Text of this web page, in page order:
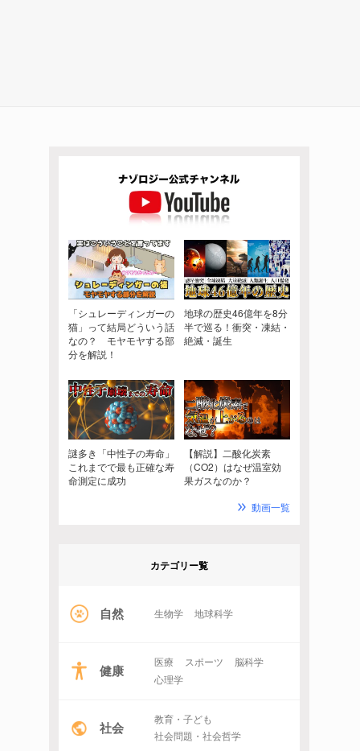
「シュレーディンガーの
猫」って結局どういう話
なの？ モヤモヤする部
分を解説！
地球の歴史46億年を8分
半で巡る！衝突・凍結・
絶滅・誕生
謎多き「中性子の寿命」
これまでで最も正確な寿
命測定に成功
【解説】二酸化炭素
（CO2）はなぜ温室効
果ガスなのか？
動画一覧
カテゴリー覧
自然 生物学 地球科学
健康 医療 スポーツ
脳科学
心理学
社会
教育・子ども
社会問題・社会哲学